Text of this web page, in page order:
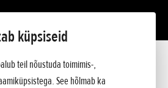
küpsiseid
teil nõustuda toimimis-,
See hõlmab ka